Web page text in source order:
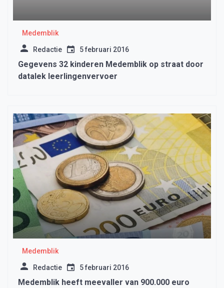
Medemblik
Redactie 5 februari 2016
Gegevens 32 kinderen Medemblik op straat door
datalek leerlingenvervoer
Medemblik
Redactie 5 februari 2016
Medemblik heeft meevaller van 900.000 euro